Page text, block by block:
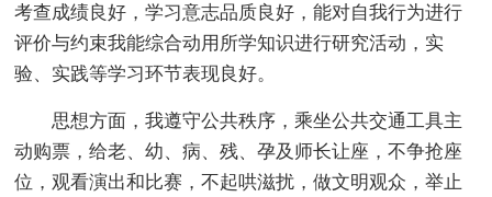
考查成绩良好，学习意志品质良好，能对自我行为进行
评价与约束我能综合动用所学知识进行研究活动，实
验、实践等学习环节表现良好。
思想方面，我遵守公共秩序，乘坐公共交通工具主
动购票，给老、幼、病、残、孕及师长让座，不争抢座
位，观看演出和比赛，不起哄滋扰，做文明观众，举止